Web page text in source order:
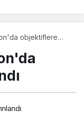
objektiflere